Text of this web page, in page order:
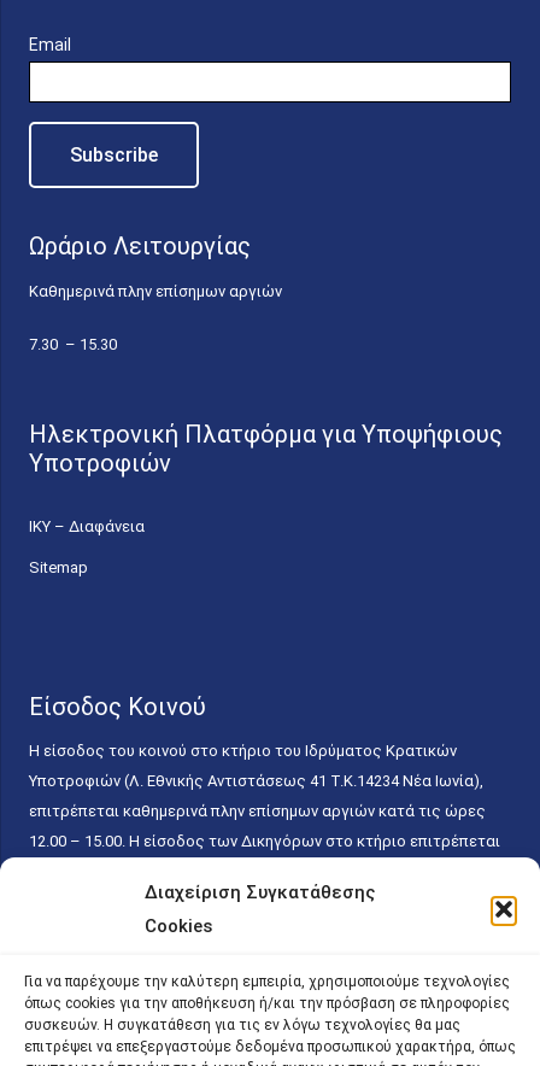
Διαχείριση Συγκατάθεσης
Cookies
Για να παρέχουμε την καλύτερη εμπειρία, χρησιμοποιούμε τεχνολογίες
όπως cookies για την αποθήκευση ή/και την πρόσβαση σε πληροφορίες
συσκευών. Η συγκατάθεση για τις εν λόγω τεχνολογίες θα μας
επιτρέψει να επεξεργαστούμε δεδομένα προσωπικού χαρακτήρα, όπως
Email
Ωράριο Λειτουργίας
Καθημερινά πλην επίσημων αργιών
7.30 – 15.30
Ηλεκτρονική Πλατφόρμα για Υποψήφιους
Υποτροφιών
ΙΚΥ – Διαφάνεια
Sitemap
Είσοδος Κοινού
Η είσοδος του κοινού στο κτήριο του Ιδρύματος Κρατικών
Υποτροφιών (Λ. Εθνικής Αντιστάσεως 41 T.K.14234 Νέα Ιωνία),
επιτρέπεται καθημερινά πλην επίσημων αργιών κατά τις ώρες
12.00 – 15.00. Η είσοδος των Δικηγόρων στο κτήριο επιτρέπεται
κάθε εργάσιμη ημέρα και ώρα χωρίς κανέναν χρονικό ή άλλο
περιορισμό. Η είσοδος του κοινού ειδικά στο γραφείο του
15.00. Η εξυπηρέτηση του κοινού πραγματοποιείται βάσει των
παγίων ισχυουσών διατάξεων. Για την αποφυγή συνωστισμού
εντός του εσωτερικού χώρου εξυπηρέτησης και αναμονής του